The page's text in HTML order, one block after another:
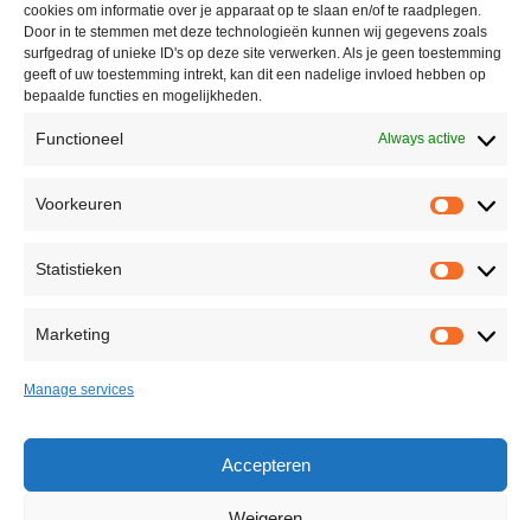
cookies om informatie over je apparaat op te slaan en/of te raadplegen.
Door in te stemmen met deze technologieën kunnen wij gegevens zoals
surfgedrag of unieke ID's op deze site verwerken. Als je geen toestemming
geeft of uw toestemming intrekt, kan dit een nadelige invloed hebben op
bepaalde functies en mogelijkheden.
Functioneel Always active
Voorkeuren
Statistieken
Marketing
Manage services
Accepteren
+31(0)10 228 16 51
info@casinolock.com
+31(0)172 75 45 85